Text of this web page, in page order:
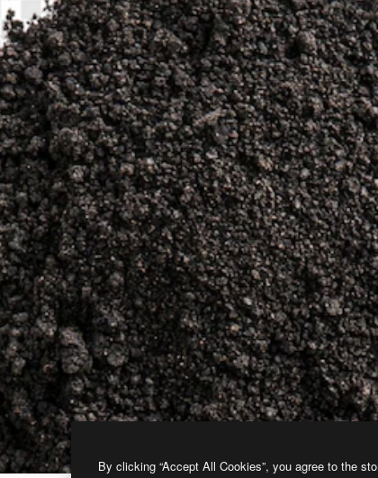
By clicking “Accept All Cookies”, you agree to the